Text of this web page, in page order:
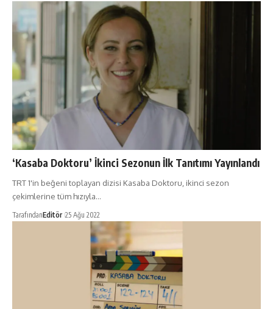
‘Kasaba Doktoru’ İkinci Sezonun İlk Tanıtımı Yayınlandı
TRT 1'in beğeni toplayan dizisi Kasaba Doktoru, ikinci sezon
çekimlerine tüm hızıyla…
TarafındanEditör 25 Ağu 2022